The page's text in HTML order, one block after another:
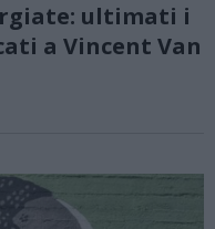
ultimati i
a Vincent Van